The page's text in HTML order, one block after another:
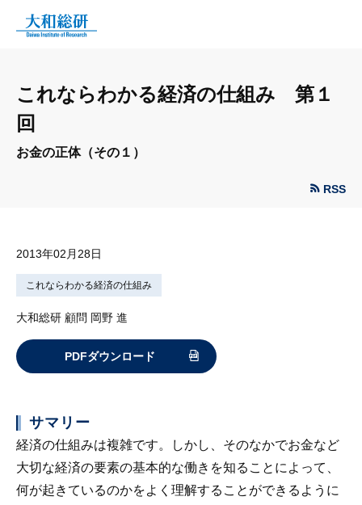
これならわかる経済の仕組み 第１
回
お金の正体（その１）
RSS
2013年02月28日
これならわかる経済の仕組み
大和総研 顧問 岡野 進
PDFダウンロード
サマリー
経済の仕組みは複雑です。しかし、そのなかでお金など
大切な経済の要素の基本的な働きを知ることによって、
何が起きているのかをよく理解することができるように